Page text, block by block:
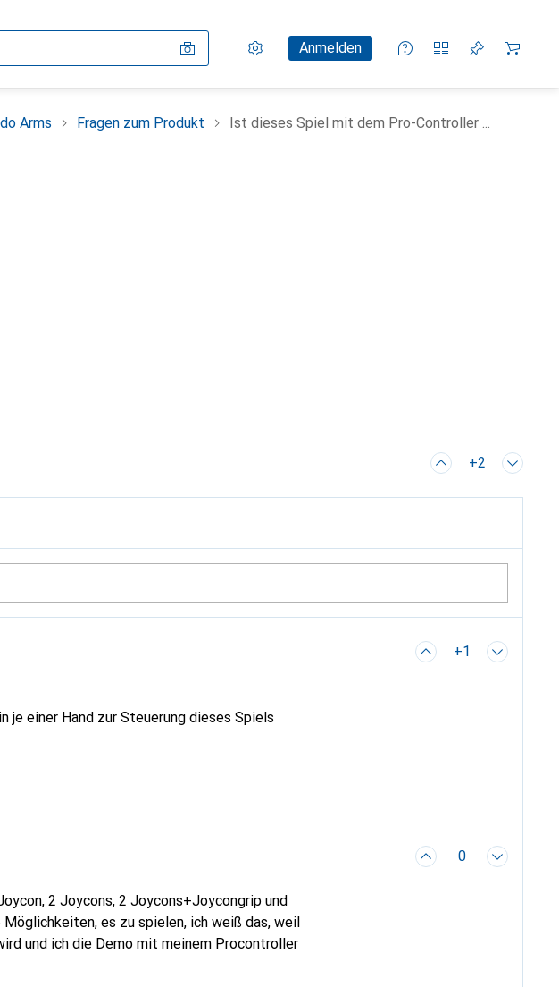
Einstellungen
KundenkontoAnmelden
Vergleichslisten
Merklisten
Warenkorb
Arms Fragen zum Produkt Ist dieses Spiel mit dem Pro-Controller ...
+2
+1
je einer Hand zur Steuerung dieses Spiels
0
2 Joycons, 2 Joycons+Joycongrip und
es zu spielen, ich weiß das, weil
und ich die Demo mit meinem Procontroller